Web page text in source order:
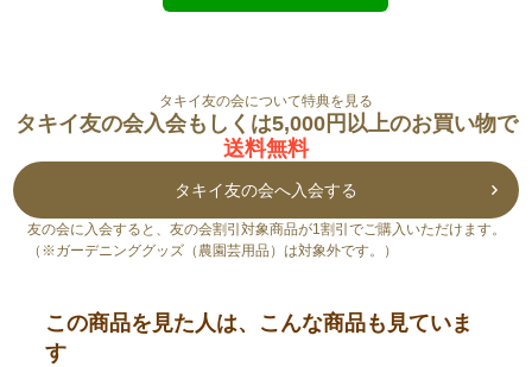
タキイ友の会について特典を見る
タキイ友の会入会もしくは5,000円以上のお買い物で
送料無料
タキイ友の会へ入会する
友の会に入会すると、友の会割引対象商品が1割引でご購入いただけます。
（※ガーデニンググッズ（農園芸用品）は対象外です。）
この商品を見た人は、こんな商品も見ていま
す